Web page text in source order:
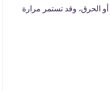
الحرق، وقد تستمر مرارة